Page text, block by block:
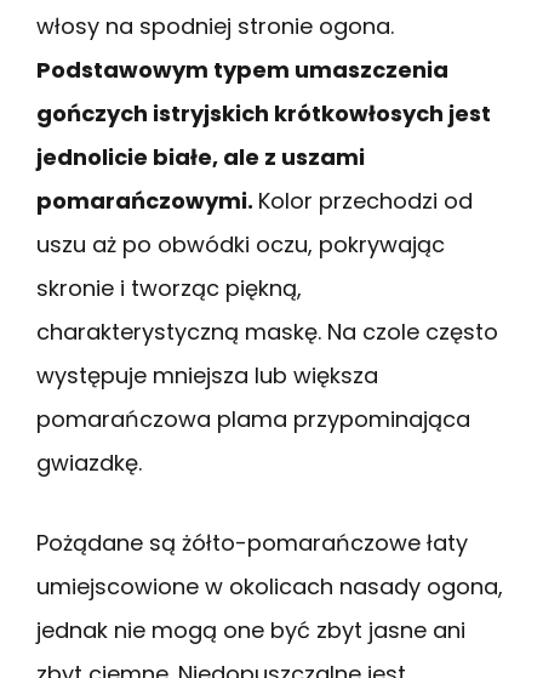
włosy na spodniej stronie ogona.
Podstawowym typem umaszczenia
gończych istryjskich krótkowłosych jest
jednolicie białe, ale z uszami
pomarańczowymi. Kolor przechodzi od
uszu aż po obwódki oczu, pokrywając
skronie i tworząc piękną,
charakterystyczną maskę. Na czole często
występuje mniejsza lub większa
pomarańczowa plama przypominająca
gwiazdkę.
Pożądane są żółto-pomarańczowe łaty
umiejscowione w okolicach nasady ogona,
jednak nie mogą one być zbyt jasne ani